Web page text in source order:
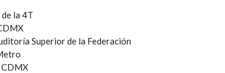
la 4T
Superior de la Federación